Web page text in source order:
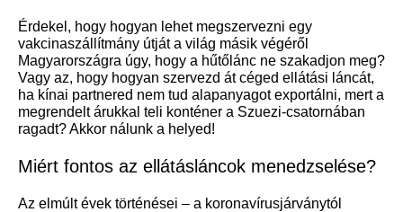
Érdekel, hogy hogyan lehet megszervezni egy
vakcinaszállítmány útját a világ másik végéről
Magyarországra úgy, hogy a hűtőlánc ne szakadjon meg?
Vagy az, hogy hogyan szervezd át céged ellátási láncát,
ha kínai partnered nem tud alapanyagot exportálni, mert a
megrendelt árukkal teli konténer a Szuezi-csatornában
ragadt? Akkor nálunk a helyed!
Miért fontos az ellátásláncok menedzselése?
Az elmúlt évek történései – a koronavírusjárványtól